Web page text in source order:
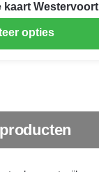
kaart Westervoort
opties